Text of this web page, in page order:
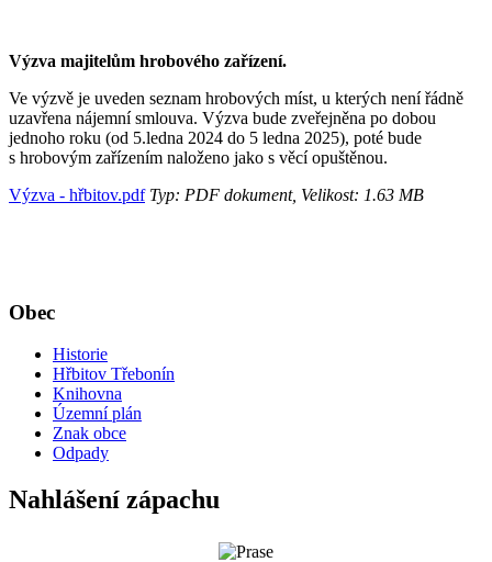
Výzva majitelům hrobového zařízení.
Ve výzvě je uveden seznam hrobových míst, u kterých není řádně
uzavřena nájemní smlouva. Výzva bude zveřejněna po dobou
jednoho roku (od 5.ledna 2024 do 5 ledna 2025), poté bude
s hrobovým zařízením naloženo jako s věcí opuštěnou.
Výzva - hřbitov.pdfTyp: PDF dokument, Velikost: 1.63 MB
Obec
Historie
Hřbitov Třebonín
Knihovna
Územní plán
Znak obce
Odpady
Nahlášení zápachu